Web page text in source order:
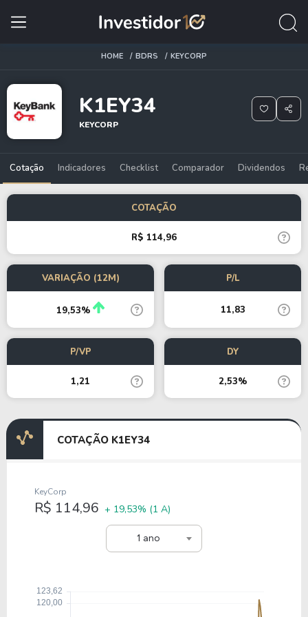
HOME BDRS KEYCORP
K1EY34
KEYCORP
Cotação Indicadores Checklist Comparador Dividendos
COTAÇÃO
R$ 114,96
VARIAÇÃO (12M)
19,53%
P/L
11,83
P/VP
1,21
DY
2,53%
COTAÇÃO K1EY34
1 ano
KeyCorp
R$ 114,96 + 19,53% (1 A)